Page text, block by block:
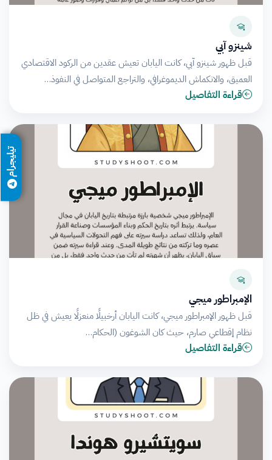
شينزو آبي
قبل ظهور شينزو آبي، كانت اليابان تعيش عقدين من الركود الاقتصادي
العميق، والانكماش الديموغرافي، والتراجع المتواصل في النفوذ…
قراءة التفاصيل
الإمبراطور ميجي
قبل ظهور الإمبراطور ميجي، كانت اليابان أرخبيلًا منعزلًا يعيش في ظل
نظام إقطاعي صارم، حيث كان الشوغون (الحكام…
قراءة التفاصيل
تيليجرام